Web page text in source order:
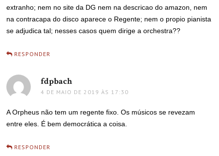
extranho; nem no site da DG nem na descricao do amazon, nem
na contracapa do disco aparece o Regente; nem o propio pianista
se adjudica tal; nesses casos quem dirige a orchestra??
RESPONDER
fdpbachdisse:
4 DE MAIO DE 2019 ÀS 17:30
A Orpheus não tem um regente fixo. Os músicos se revezam
entre eles. É bem democrática a coisa.
RESPONDER